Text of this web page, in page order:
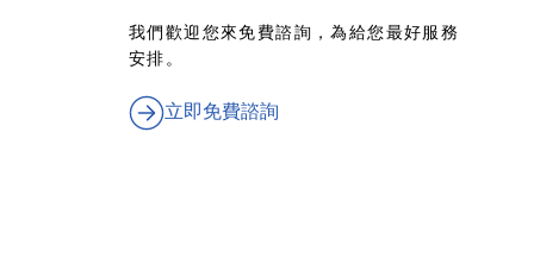
我們歡迎您來免費諮詢，為給您最好服務
安排。
立即免費諮詢